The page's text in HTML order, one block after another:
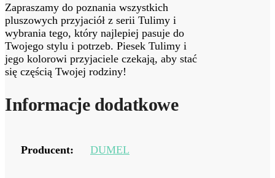
Zapraszamy do poznania wszystkich
pluszowych przyjaciół z serii Tulimy i
wybrania tego, który najlepiej pasuje do
Twojego stylu i potrzeb. Piesek Tulimy i
jego kolorowi przyjaciele czekają, aby stać
się częścią Twojej rodziny!
Informacje dodatkowe
Producent: DUMEL